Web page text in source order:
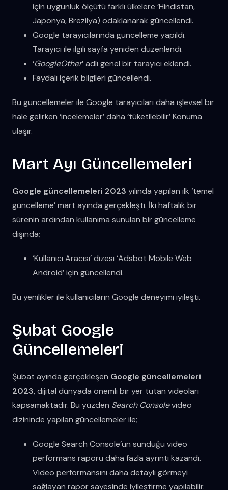
için uygunluk ölçütü farklı ülkelere ‘Hindistan,
Japonya, Brezilya) odaklanarak güncellendi.
Google tarayıcılarında güncelleme yapıldı.
Tarayıcı ile ilgili sayfa yeniden düzenlendi.
‘GoogleOther’ adlı genel bir tarayıcı eklendi.
Faydalı içerik bilgileri güncellendi.
Bu güncellemeler ile Google tarayıcıları daha işlevsel bir
hale gelirken ‘incelemeler’ daha ‘tüketilebilir’ Konuma
ulaşır.
Mart Ayı Güncellemeleri
Google güncellemeleri 2023 yılında yapılan ilk ‘temel
güncelleme’ mart ayında gerçekleşti. İki haftalık bir
sürenin ardından kullanıma sunulan bir güncelleme
dışında;
‘Kullanıcı Aracısı’ dizesi ‘Adsbot Mobile Web
Android’ için güncellendi.
Bu yenilikler ile kullanıcıların Google deneyimi iyileşti.
Şubat Google
Güncellemeleri
Şubat ayında gerçekleşen Google güncellemeleri
2023, dijital dünyada önemli bir yer tutan videoları
kapsamaktadır. Bu yüzden Search Consolevideo
dizininde yapılan güncellemeler ile;
Google Search Console’un sunduğu video
performans raporu daha fazla ayrıntı kazandı.
Video performansını daha detaylı görmeyi
sağlayan rapor sayesinde iyileştirme yapılabilir.